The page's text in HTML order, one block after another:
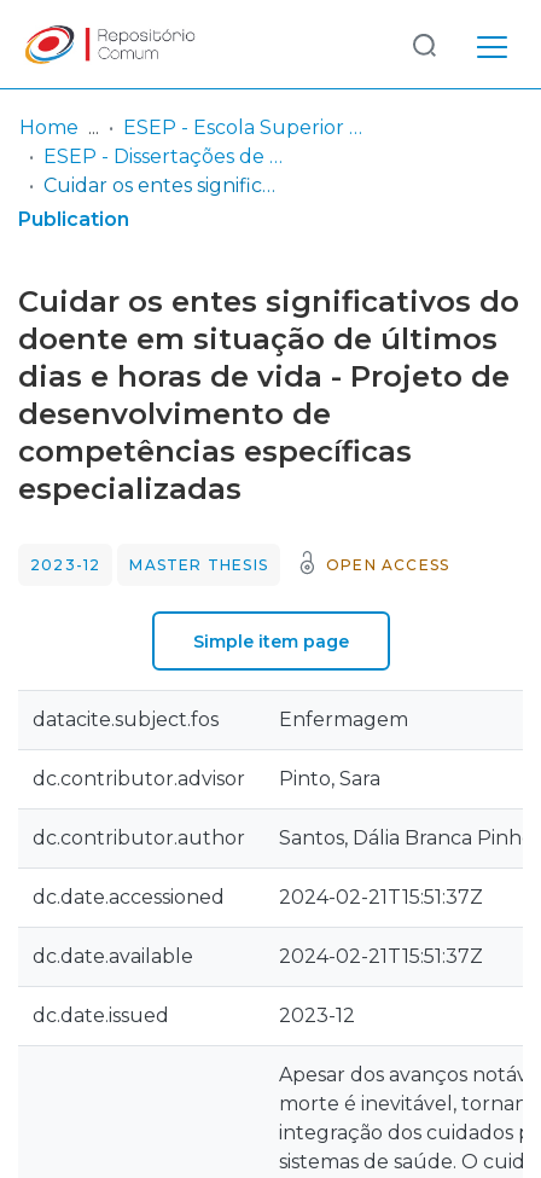
Communities
& Collections
Statistics
Log
In
(current)
Home
ESEP - Escola Superior de Enfermagem - Universidade do Porto
ESEP - Dissertações de Mestrado
Cuidar os entes significativos do doente em situação de últimos dias e horas de vida - Projeto de desenvolvimento de competências específicas especializadas
Publication
Cuidar os entes significativos do
doente em situação de últimos
dias e horas de vida - Projeto de
desenvolvimento de
competências específicas
especializadas
2023-12 MASTER THESIS OPEN ACCESS
Simple item page
datacite.subject.fos Enfermagem
dc.contributor.advisor Pinto, Sara
dc.contributor.author Santos, Dália Branca Pinho
dc.date.accessioned 2024-02-21T15:51:37Z
dc.date.available 2024-02-21T15:51:37Z
dc.date.issued 2023-12
Apesar dos avanços
morte é inevitável,
integração dos cuidados
sistemas de saúde. O